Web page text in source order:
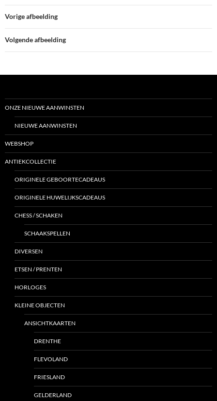
Vorige afbeelding
Volgende afbeelding
ONZE NIEUWE AANWINSTEN
NIEUWE AANWINSTEN
WEBSHOP
ANTIEKCOLLECTIE
ORIGINELE GEBOORTECADEAUS
ORIGINELE HUWELIJKSCADEAUS
CHESS / SCHAKEN
SCHAAKSPELLEN
DIVERSEN
ETSEN / PRENTEN
HORLOGES
KLEINE OBJECTEN
ANSICHTKAARTEN
DRENTHE
FLEVOLAND
FRIESLAND
GELDERLAND